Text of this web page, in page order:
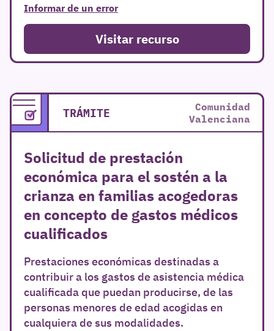
Informar de un error
Visitar recurso
TRÁMITE
Comunidad
Valenciana
Solicitud de prestación
económica para el sostén a la
crianza en familias acogedoras
en concepto de gastos médicos
cualificados
Prestaciones económicas destinadas a
contribuir a los gastos de asistencia médica
cualificada que puedan producirse, de las
personas menores de edad acogidas en
cualquiera de sus modalidades.